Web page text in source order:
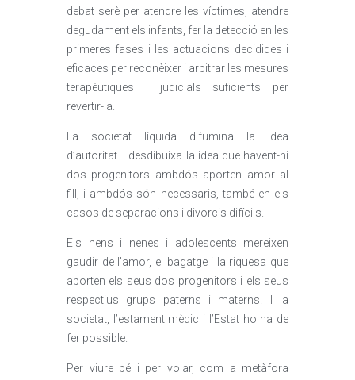
debat serè per atendre les víctimes, atendre
degudament els infants, fer la detecció en les
primeres fases i les actuacions decidides i
eficaces per reconèixer i arbitrar les mesures
terapèutiques i judicials suficients per
revertir-la.
La societat líquida difumina la idea
d’autoritat. I desdibuixa la idea que havent-hi
dos progenitors ambdós aporten amor al
fill, i ambdós són necessaris, també en els
casos de separacions i divorcis difícils.
Els nens i nenes i adolescents mereixen
gaudir de l’amor, el bagatge i la riquesa que
aporten els seus dos progenitors i els seus
respectius grups paterns i materns. I la
societat, l’estament mèdic i l’Estat ho ha de
fer possible.
Per viure bé i per volar, com a metàfora